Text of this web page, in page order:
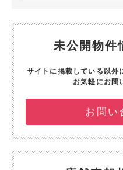
未公開物件
サイトに掲載している以外
お気軽にお問
お問い